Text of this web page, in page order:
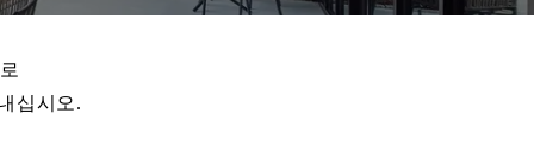
십시오.